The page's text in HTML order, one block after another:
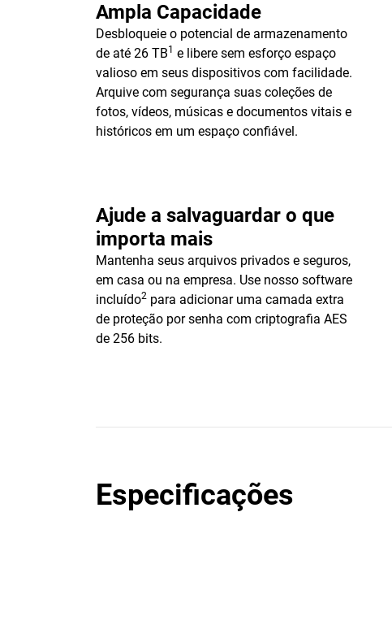
Ampla Capacidade
Desbloqueie o potencial de armazenamento
de até 26 TB1 e libere sem esforço espaço
valioso em seus dispositivos com facilidade.
Arquive com segurança suas coleções de
fotos, vídeos, músicas e documentos vitais e
históricos em um espaço confiável.
Ajude a salvaguardar o que
importa mais
Mantenha seus arquivos privados e seguros,
em casa ou na empresa. Use nosso software
incluído2 para adicionar uma camada extra
de proteção por senha com criptografia AES
de 256 bits.
Especificações